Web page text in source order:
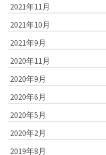
2021年11月
2021年10月
2021年9月
2020年11月
2020年9月
2020年6月
2020年5月
2020年2月
2019年8月